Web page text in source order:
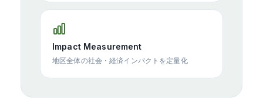
Impact Measurement
地区全体の社会・経済インパクトを定量化